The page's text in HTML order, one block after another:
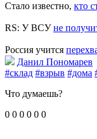
Стало известно, кто
RS: У ВСУне
Россия учится
Данил Пономарев
#склад #взрыв #дома
Что думаешь?
0 0 0 0 0 0